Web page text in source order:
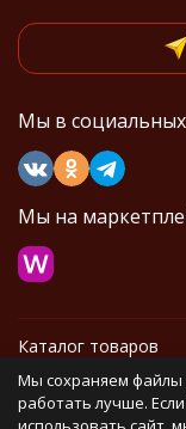
Мы в социальных
Мы на
Каталог товаров
Информация
Мы сохраняем файлы
работать лучше.